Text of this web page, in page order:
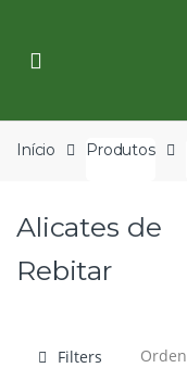
navigation
content
Início Produtos
Alicates de
Rebitar
Filters